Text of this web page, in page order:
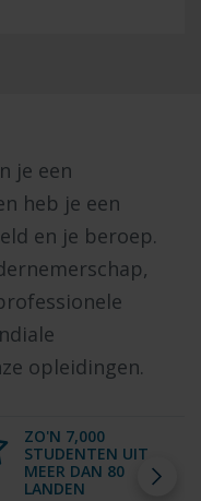
je een
heb je een
en je beroep.
opleidingen.
ZO'N 7,000
STUDENTEN UIT
MEER DAN 80
LANDEN